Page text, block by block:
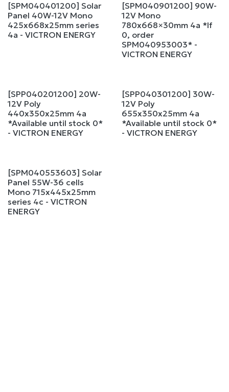
[SPM040401200] Solar
Panel 40W-12V Mono
425x668x25mm series
4a - VICTRON ENERGY
[SPM040901200] 90W-
12V Mono
780x668×30mm 4a *If
0, order
SPM040953003* -
VICTRON ENERGY
[SPP040201200] 20W-
12V Poly
440x350x25mm 4a
*Available until stock 0*
- VICTRON ENERGY
[SPP040301200] 30W-
12V Poly
655x350x25mm 4a
*Available until stock 0*
- VICTRON ENERGY
[SPM040553603] Solar
Panel 55W-36 cells
Mono 715x445x25mm
series 4c - VICTRON
ENERGY